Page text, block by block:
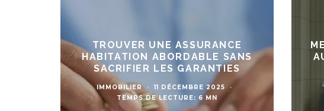
TROUVER UNE ASSURANCE
HABITATION ABORDABLE SANS
SACRIFIER LES GARANTIES
IMMOBILIER · 11 DÉCEMBRE 2025
·
TEMPS DE LECTURE: 6 MN